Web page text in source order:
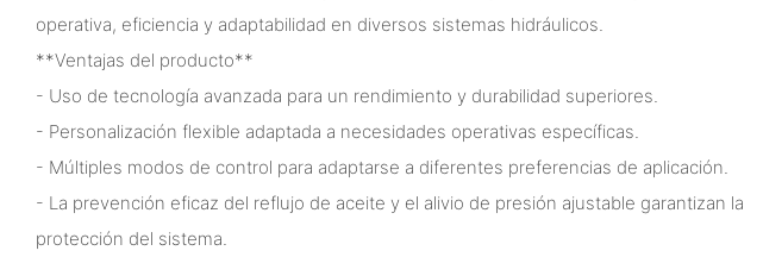
operativa, eficiencia y adaptabilidad en diversos sistemas hidráulicos.
**Ventajas del producto**
- Uso de tecnología avanzada para un rendimiento y durabilidad superiores.
- Personalización flexible adaptada a necesidades operativas específicas.
- Múltiples modos de control para adaptarse a diferentes preferencias de aplicación.
- La prevención eficaz del reflujo de aceite y el alivio de presión ajustable garantizan la
protección del sistema.